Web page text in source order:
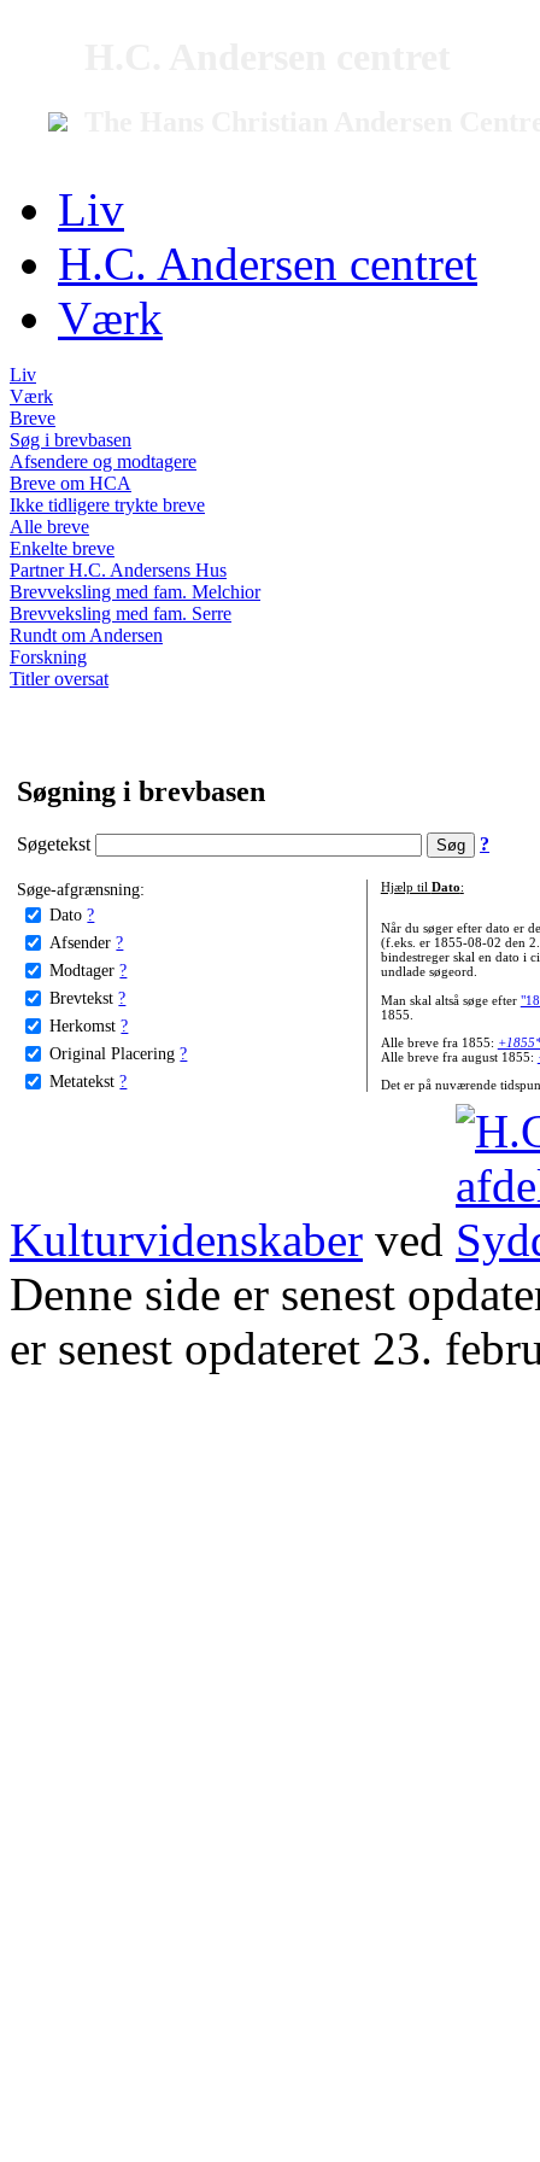
Liv
H.C. Andersen centret
Værk
Liv
Værk
Breve
Søg i brevbasen
Afsendere og modtagere
Breve om HCA
Ikke tidligere trykte breve
Alle breve
Enkelte breve
Partner H.C. Andersens Hus
Brevveksling med fam. Melchior
Brevveksling med fam. Serre
Rundt om Andersen
Forskning
Titler oversat
Søgning i brevbasen
Søgetekst ?
Søge-afgrænsning:
Dato ?
Afsender ?
Modtager ?
Brevtekst ?
Herkomst ?
Original Placering ?
Metatekst ?
Hjælp til Dato:
Når du søger efter dato er
(f.eks. er 1855-08-02 den
bindestreger skal en dato i
undlade søgeord.
Man skal altså søge efter
1855.
Alle breve fra 1855:
Alle breve fra august 1855:
Det er på nuværende
Kulturvidenskaber ved
Denne side er senest
er senest opdateret 23.